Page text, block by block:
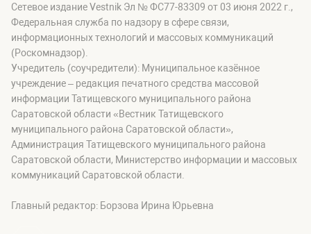
Сетевое издание Vestnik Эл № ФС77-83309 от 03 июня 2022 г.,
Федеральная служба по надзору в сфере связи,
информационных технологий и массовых коммуникаций
(Роскомнадзор).
Учредитель (соучредители): Муниципальное казённое
учреждение – редакция печатного средства массовой
информации Татищевского муниципального района
Саратовской области «Вестник Татищевского
муниципального района Саратовской области»,
Администрация Татищевского муниципального района
Саратовской области, Министерство информации и массовых
коммуникаций Саратовской области.
Главный редактор: Борзова Ирина Юрьевна